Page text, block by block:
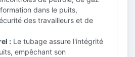
dans le puits,
des travailleurs et de
: Le tubage assure l'intégrité
empêchant son